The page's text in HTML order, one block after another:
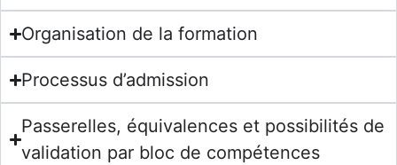
Organisation de la formation
Processus d’admission
Passerelles, équivalences et possibilités de
validation par bloc de compétences